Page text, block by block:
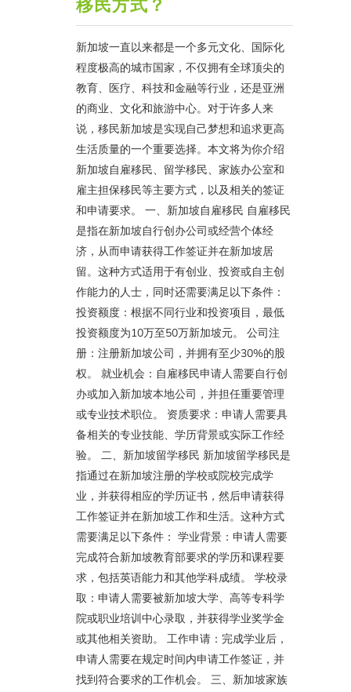
移民方式？
新加坡一直以来都是一个多元文化、国际化
程度极高的城市国家，不仅拥有全球顶尖的
教育、医疗、科技和金融等行业，还是亚洲
的商业、文化和旅游中心。对于许多人来
说，移民新加坡是实现自己梦想和追求更高
生活质量的一个重要选择。本文将为你介绍
新加坡自雇移民、留学移民、家族办公室和
雇主担保移民等主要方式，以及相关的签证
和申请要求。 一、新加坡自雇移民 自雇移民
是指在新加坡自行创办公司或经营个体经
济，从而申请获得工作签证并在新加坡居
留。这种方式适用于有创业、投资或自主创
作能力的人士，同时还需要满足以下条件：
投资额度：根据不同行业和投资项目，最低
投资额度为10万至50万新加坡元。 公司注
册：注册新加坡公司，并拥有至少30%的股
权。 就业机会：自雇移民申请人需要自行创
办或加入新加坡本地公司，并担任重要管理
或专业技术职位。 资质要求：申请人需要具
备相关的专业技能、学历背景或实际工作经
验。 二、新加坡留学移民 新加坡留学移民是
指通过在新加坡注册的学校或院校完成学
业，并获得相应的学历证书，然后申请获得
工作签证并在新加坡工作和生活。这种方式
需要满足以下条件： 学业背景：申请人需要
完成符合新加坡教育部要求的学历和课程要
求，包括英语能力和其他学科成绩。 学校录
取：申请人需要被新加坡大学、高等专科学
院或职业培训中心录取，并获得学业奖学金
或其他相关资助。 工作申请：完成学业后，
申请人需要在规定时间内申请工作签证，并
找到符合要求的工作机会。 三、新加坡家族